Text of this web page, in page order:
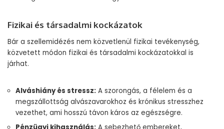
Fizikai és társadalmi kockázatok
Bár a szellemidézés nem közvetlenül fizikai tevékenység,
közvetett módon fizikai és társadalmi kockázatokkal is
járhat.
Alváshiány és stressz: A szorongás, a félelem és a
megszállottság alvászavarokhoz és krónikus stresszhez
vezethet, ami hosszú távon káros az egészségre.